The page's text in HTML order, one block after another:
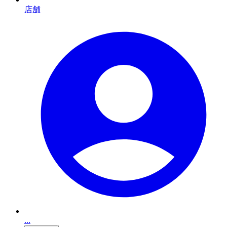
店舗
...